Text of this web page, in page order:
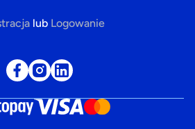
lub Logowanie